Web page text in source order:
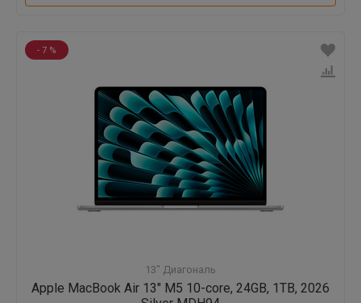
- 7 %
13" Диагональ
Apple MacBook Air 13" M5 10-core, 24GB, 1TB, 2026